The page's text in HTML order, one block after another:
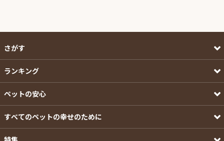
さがす
ランキング
ペットの安心
すべてのペットの幸せのために